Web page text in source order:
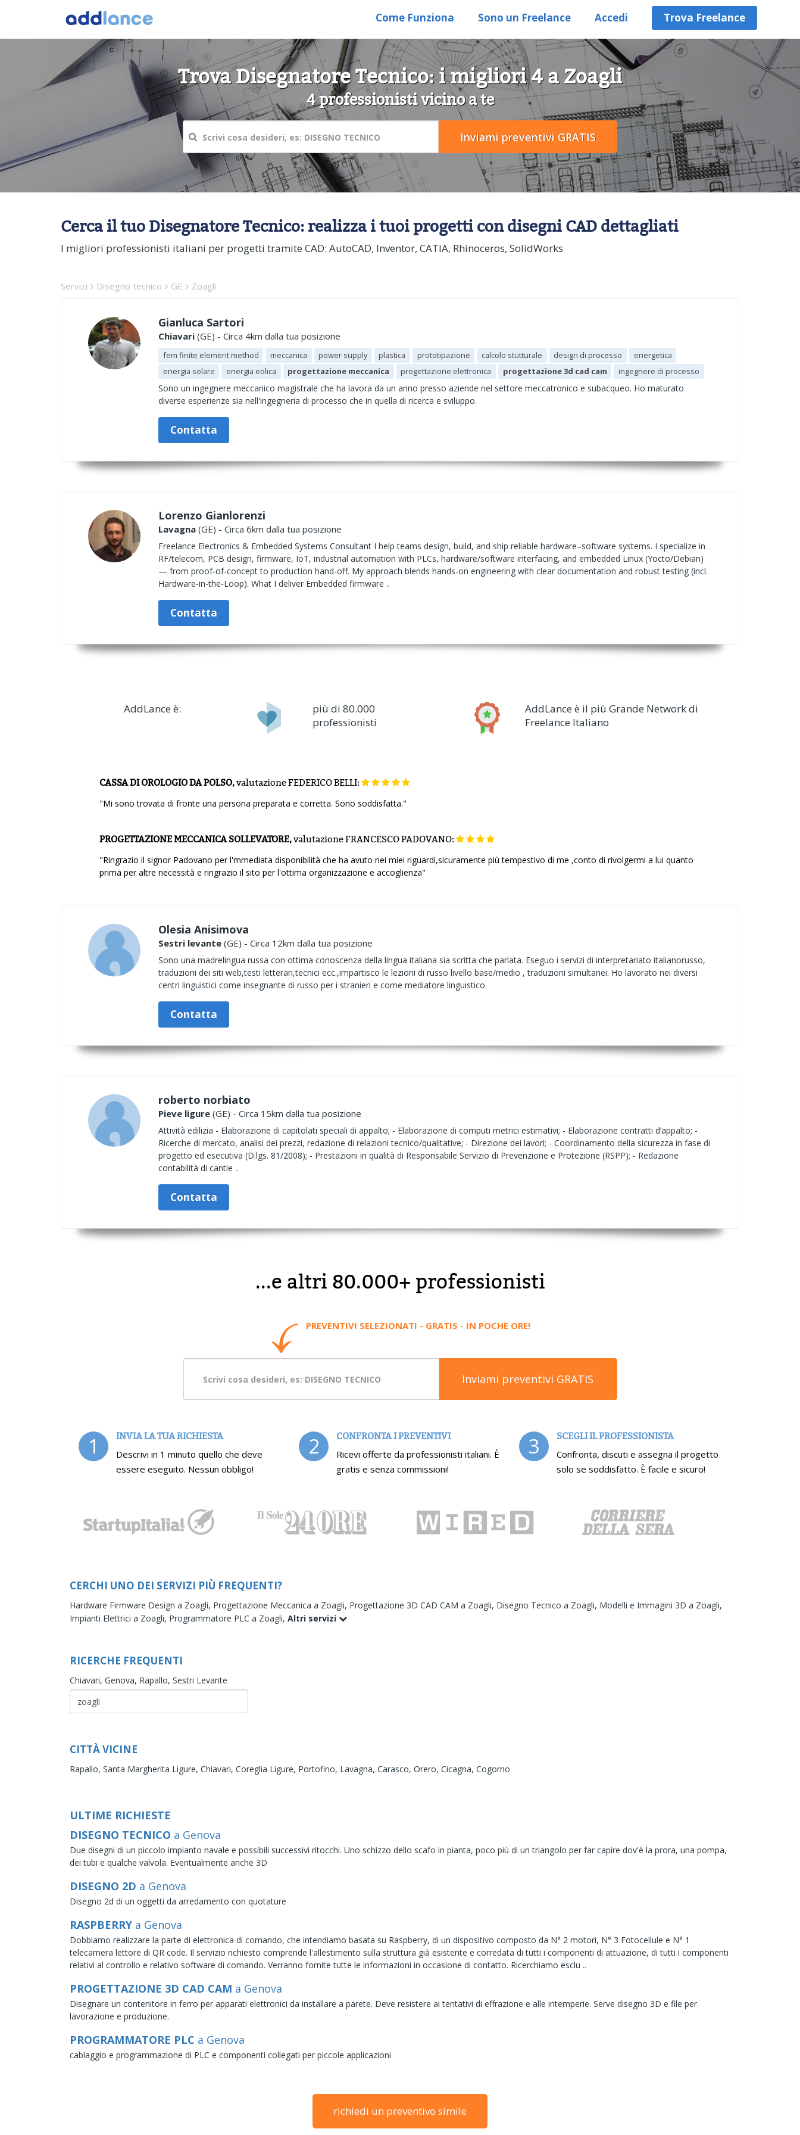
Come Funziona Sono un Freelance Accedi Trova Freelance
Trova Disegnatore Tecnico: i migliori 4 a Zoagli
4 professionisti vicino a te
Cerca il tuo Disegnatore Tecnico: realizza i tuoi progetti con disegni CAD dettagliati
I migliori professionisti italiani per progetti tramite CAD: AutoCAD, Inventor, CATIA, Rhinoceros, SolidWorks
Servizi Disegno tecnico GE Zoagli
Gianluca Sartori
Chiavari (GE) - Circa 4km dalla tua posizione
fem finite element method meccanica power supply plastica prototipazione calcolo stutturale design di processo
energetica
energia solare
energia eolica progettazione meccanica progettazione elettronica progettazione 3d cad cam ingegnere di processo
Sono un ingegnere meccanico magistrale che ha lavora da un anno presso aziende nel settore meccatronico e subacqueo. Ho maturato
diverse esperienze sia nell'ingegneria di processo che in quella di ricerca e sviluppo.
Contatta
Lorenzo Gianlorenzi
Lavagna (GE) - Circa 6km dalla tua posizione
Freelance Electronics & Embedded Systems Consultant I help teams design, build, and ship reliable hardware–software systems. I specialize in
RF/telecom, PCB design, firmware, IoT, industrial automation with PLCs, hardware/software interfacing, and embedded Linux (Yocto/Debian)
— from proof-of-concept to production hand-off. My approach blends hands-on engineering with clear documentation and robust testing (incl.
Hardware-in-the-Loop). What I deliver Embedded firmware ..
Contatta
AddLance è:
più di 80.000
professionisti
AddLance è il più Grande Network di
Freelance Italiano
CASSA DI OROLOGIO DA POLSO,valutazioneFEDERICO BELLI:
"Mi sono trovata di fronte una persona preparata e corretta. Sono soddisfatta."
PROGETTAZIONE MECCANICA SOLLEVATORE,valutazioneFRANCESCO PADOVANO:
"Ringrazio il signor Padovano per l'mmediata disponibilità che ha avuto nei miei riguardi,sicuramente più tempestivo di me ,conto di rivolgermi a lui quanto
prima per altre necessità e ringrazio il sito per l'ottima organizzazione e accoglienza"
Olesia Anisimova
Sestri levante (GE) - Circa 12km dalla tua posizione
Sono una madrelingua russa con ottima conoscenza della lingua italiana sia scritta che parlata. Eseguo i servizi di interpretariato italianorusso,
traduzioni dei siti web,testi letterari,tecnici ecc.,impartisco le lezioni di russo livello base/medio , traduzioni simultanei. Ho lavorato nei diversi
centri linguistici come insegnante di russo per i stranieri e come mediatore linguistico.
Contatta
roberto norbiato
Pieve ligure (GE) - Circa 15km dalla tua posizione
Attività edilizia - Elaborazione di capitolati speciali di appalto; - Elaborazione di computi metrici estimativi; - Elaborazione contratti d’appalto; -
Ricerche di mercato, analisi dei prezzi, redazione di relazioni tecnico/qualitative; - Direzione dei lavori; - Coordinamento della sicurezza in fase di
progetto ed esecutiva (D.lgs. 81/2008); - Prestazioni in qualità di Responsabile Servizio di Prevenzione e Protezione (RSPP); - Redazione
contabilità di cantie ..
Contatta
...e altri 80.000+ professionisti
PREVENTIVI SELEZIONATI - GRATIS - IN POCHE ORE!
Inviami preventivi GRATIS
1 INVIA LA TUA RICHIESTA
Descrivi in 1 minuto quello che deve
essere eseguito. Nessun obbligo!
2 CONFRONTA I PREVENTIVI
Ricevi offerte da professionisti italiani. È
gratis e senza commissioni!
3 SCEGLI IL PROFESSIONISTA
Confronta, discuti e assegna il progetto
solo se soddisfatto. È facile e sicuro!
CERCHI UNO DEI SERVIZI PIÙ FREQUENTI?
Hardware Firmware Design a Zoagli, Progettazione Meccanica a Zoagli, Progettazione 3D CAD CAM a Zoagli, Disegno Tecnico a Zoagli, Modelli e Immagini 3D a Zoagli,
Impianti Elettrici a Zoagli, Programmatore PLC a Zoagli, Altri servizi
RICERCHE FREQUENTI
Chiavari, Genova, Rapallo, Sestri Levante
CITTÀ VICINE
Rapallo, Santa Margherita Ligure, Chiavari, Coreglia Ligure, Portofino, Lavagna, Carasco, Orero, Cicagna, Cogorno
ULTIME RICHIESTE
DISEGNO TECNICO a Genova
Due disegni di un piccolo impianto navale e possibili successivi ritocchi. Uno schizzo dello scafo in pianta, poco più di un triangolo per far capire dov'è la prora, una pompa,
dei tubi e qualche valvola. Eventualmente anche 3D
DISEGNO 2D a Genova
Disegno 2d di un oggetti da arredamento con quotature
RASPBERRY a Genova
Dobbiamo realizzare la parte di elettronica di comando, che intendiamo basata su Raspberry, di un dispositivo composto da N° 2 motori, N° 3 Fotocellule e N° 1
telecamera lettore di QR code. Il servizio richiesto comprende l'allestimento sulla struttura già esistente e corredata di tutti i componenti di attuazione, di tutti i componenti
relativi al controllo e relativo software di comando. Verranno fornite tutte le informazioni in occasione di contatto. Ricerchiamo esclu ..
PROGETTAZIONE 3D CAD CAM a Genova
Disegnare un contenitore in ferro per apparati elettronici da installare a parete. Deve resistere ai tentativi di effrazione e alle intemperie. Serve disegno 3D e file per
lavorazione e produzione.
PROGRAMMATORE PLC a Genova
cablaggio e programmazione di PLC e componenti collegati per piccole applicazioni
richiedi un preventivo simile